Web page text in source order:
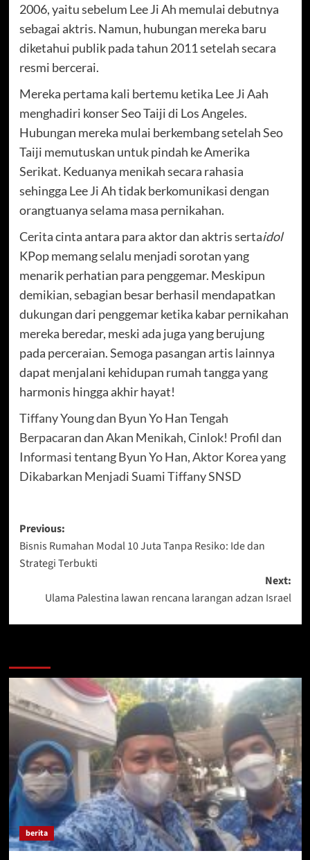
2006, yaitu sebelum Lee Ji Ah memulai debutnya
sebagai aktris. Namun, hubungan mereka baru
diketahui publik pada tahun 2011 setelah secara
resmi bercerai.
Mereka pertama kali bertemu ketika Lee Ji Aah
menghadiri konser Seo Taiji di Los Angeles.
Hubungan mereka mulai berkembang setelah Seo
Taiji memutuskan untuk pindah ke Amerika
Serikat. Keduanya menikah secara rahasia
sehingga Lee Ji Ah tidak berkomunikasi dengan
orangtuanya selama masa pernikahan.
Cerita cinta antara para aktor dan aktris sertaidol
KPop memang selalu menjadi sorotan yang
menarik perhatian para penggemar. Meskipun
demikian, sebagian besar berhasil mendapatkan
dukungan dari penggemar ketika kabar pernikahan
mereka beredar, meski ada juga yang berujung
pada perceraian. Semoga pasangan artis lainnya
dapat menjalani kehidupan rumah tangga yang
harmonis hingga akhir hayat!
Tiffany Young dan Byun Yo Han Tengah
Berpacaran dan Akan Menikah, Cinlok! Profil dan
Informasi tentang Byun Yo Han, Aktor Korea yang
Dikabarkan Menjadi Suami Tiffany SNSD
Post
navigation
Previous:
Bisnis Rumahan Modal 10 Juta Tanpa Resiko: Ide dan
Strategi Terbukti
Next:
Ulama Palestina lawan rencana larangan adzan Israel
berita